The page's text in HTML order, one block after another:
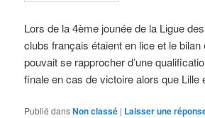
Lors de la 4ème jounée de la Ligue
clubs français étaient en lice et le
pouvait se rapprocher d’une
finale en cas de victoire alors que
Publié dansNon classé | Laisser une